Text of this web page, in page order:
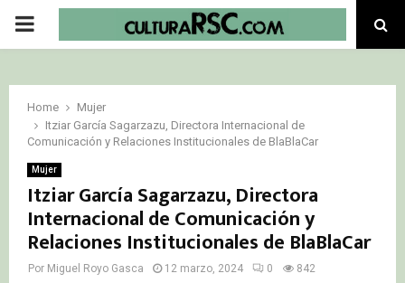
PRIMARY
Home
Mujer
Itziar García Sagarzazu, Directora Internacional de
Comunicación y Relaciones Institucionales de BlaBlaCar
Mujer
Itziar García Sagarzazu, Directora
Internacional de Comunicación y
Relaciones Institucionales de BlaBlaCar
Por Miguel Royo Gasca 12 marzo, 2024 0 842